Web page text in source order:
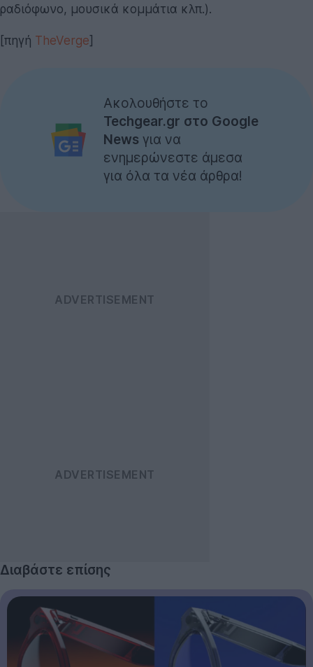
ραδιόφωνο, μουσικά κομμάτια κλπ.).
[πηγή TheVerge]
Ακολουθήστε το
Techgear.gr στο Google
News για να
ενημερώνεστε άμεσα
για όλα τα νέα άρθρα!
Διαβάστε επίσης